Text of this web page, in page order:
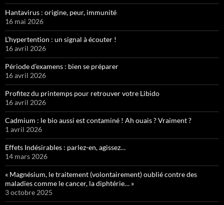
Hantavirus : origine, peur, immunité
16 mai 2026
L’hypertention : un signal à écouter !
16 avril 2026
Période d’examens : bien se préparer
16 avril 2026
Profitez du printemps pour retrouver votre Libido
16 avril 2026
Cadmium : le bio aussi est contaminé ! Ah ouais ? Vraiment ?
1 avril 2026
Effets Indésirables : parlez-en, agissez…
14 mars 2026
« Magnésium, le traitement (volontairement) oublié contre des
maladies comme le cancer, la diphtérie… »
3 octobre 2025